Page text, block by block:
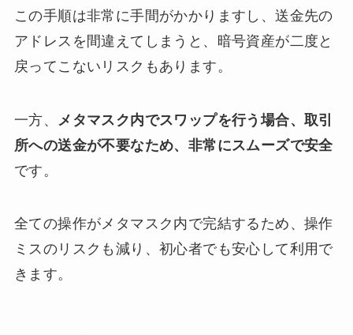
この手順は非常に手間がかかりますし、送金先の
アドレスを間違えてしまうと、暗号資産が二度と
戻ってこないリスクもあります。
一方、
メタマスク内でスワップを行う場合、取引
所への送金が不要なため、非常にスムーズで安全
です。
全ての操作がメタマスク内で完結するため、操作
ミスのリスクも減り、初心者でも安心して利用で
きます。